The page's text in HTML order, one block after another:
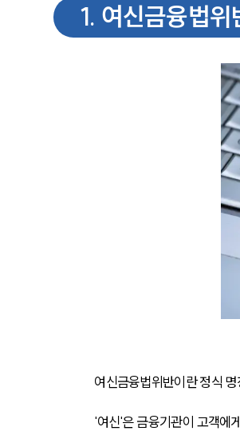
1. 여신금융법위
여신금융법위반이란 정식 명
'여신'은 금융기관이 고객에